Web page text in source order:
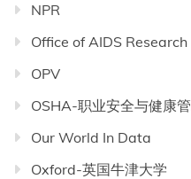
NPR
Office of AIDS
OPV
OSHA-职业安全与健康
Our World In Data
Oxford-英国牛津大学